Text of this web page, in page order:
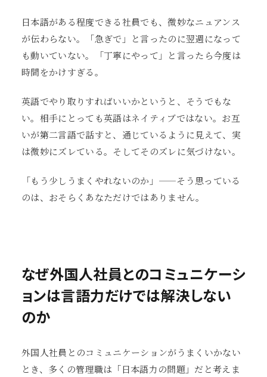
日本語がある程度できる社員でも、微妙なニュアンス
が伝わらない。「急ぎで」と言ったのに翌週になって
も動いていない。「丁寧にやって」と言ったら今度は
時間をかけすぎる。
英語でやり取りすればいいかというと、そうでもな
い。相手にとっても英語はネイティブではない。お互
いが第二言語で話すと、通じているように見えて、実
は微妙にズレている。そしてそのズレに気づけない。
「もう少しうまくやれないのか」——そう思っている
のは、おそらくあなただけではありません。
なぜ外国人社員とのコミュニケーシ
ョンは言語力だけでは解決しない
のか
外国人社員とのコミュニケーションがうまくいかない
とき、多くの管理職は「日本語力の問題」だと考えま